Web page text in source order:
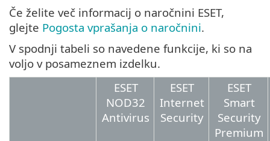
Če želite več informacij o naročnini ESET,
glejte Pogosta vprašanja o naročnini.
V spodnji tabeli so navedene funkcije, ki so na
voljo v posameznem izdelku.
ESET
NOD32
Antivirus
ESET
Internet
Security
ESET
Smart
Security
Premium